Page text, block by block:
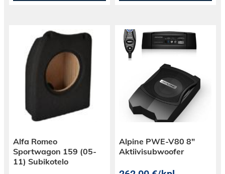
Daiichi radion tunnistat kahdeksasta
soittimesta, jossa keskellä alareunassa USB-
liitäntä (alakuva).
Alfa Romeo
Sportwagon 159 (05-
11) Subikotelo
Alpine PWE-V80 8″
Aktiivisubwoofer